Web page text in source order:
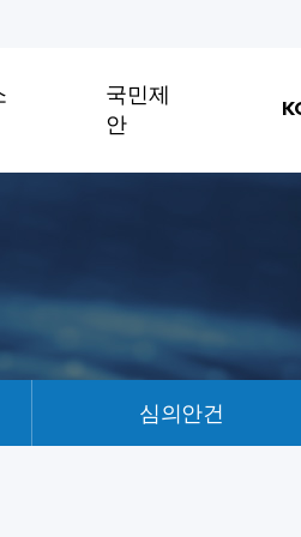
국민제
안
심의안건